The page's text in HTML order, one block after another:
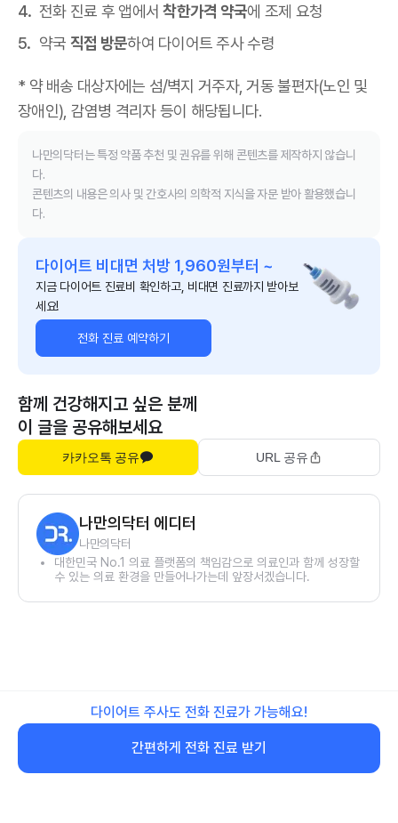
전화 진료 후 앱에서착한가격 약국에 조제 요청
약국 직접 방문하여 다이어트 주사 수령
* 약 배송 대상자에는 섬/벽지 거주자, 거동 불편자(노인 및
장애인), 감염병 격리자 등이 해당됩니다.
나만의닥터는 특정 약품 추천 및 권유를 위해 콘텐츠를 제작하지 않습니
다.
콘텐츠의 내용은 의사 및 간호사의 의학적 지식을 자문 받아 활용했습니
다.
다이어트 비대면 처방 1,960원부터 ~
지금 다이어트 진료비 확인하고, 비대면 진료까지 받아보
세요!
전화 진료 예약하기
함께 건강해지고 싶은 분께
이 글을 공유해보세요
카카오톡 공유 URL 공유
나만의닥터 에디터
나만의닥터
대한민국 No.1 의료 플랫폼의 책임감으로 의료인과 함께 성장할
수 있는 의료 환경을 만들어나가는데 앞장서겠습니다.
다이어트 주사도 전화 진료가 가능해요!
간편하게 전화 진료 받기